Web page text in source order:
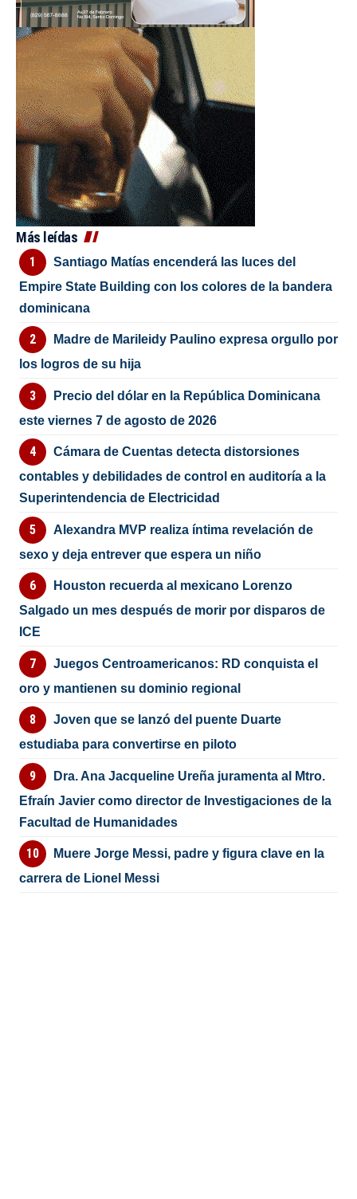
Más leídas
Santiago Matías encenderá las luces del
Empire State Building con los colores de la bandera
dominicana
Madre de Marileidy Paulino expresa orgullo por
los logros de su hija
Precio del dólar en la República Dominicana
este viernes 7 de agosto de 2026
Cámara de Cuentas detecta distorsiones
contables y debilidades de control en auditoría a la
Superintendencia de Electricidad
Alexandra MVP realiza íntima revelación de
sexo y deja entrever que espera un niño
Houston recuerda al mexicano Lorenzo
Salgado un mes después de morir por disparos de
ICE
Juegos Centroamericanos: RD conquista el
oro y mantienen su dominio regional
Joven que se lanzó del puente Duarte
estudiaba para convertirse en piloto
Dra. Ana Jacqueline Ureña juramenta al Mtro.
Efraín Javier como director de Investigaciones de la
Facultad de Humanidades
Muere Jorge Messi, padre y figura clave en la
carrera de Lionel Messi